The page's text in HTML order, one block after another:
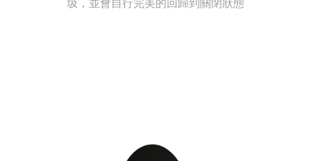
圾，並會自行完美的回歸到關閉狀態